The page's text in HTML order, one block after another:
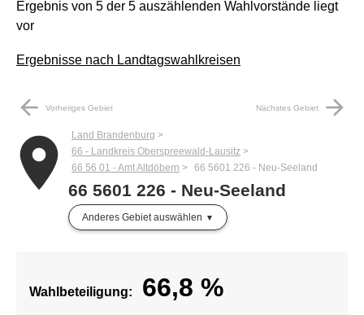
Ergebnis von 5 der 5 auszählenden Wahlvorstände liegt
vor
Ergebnisse nach Landtagswahlkreisen
arrow_back Vorheriges Gebiet Nächstes Gebiet arrow_forward
place
Land Brandenburg
66 - Landkreis Oberspreewald-Lausitz
66 56 01 - Amt Altdöbern
66 5601 226 - Neu-Seeland
66 5601 226 - Neu-Seeland
Anderes Gebiet auswählen
Wahlbeteiligung: 66,8 %